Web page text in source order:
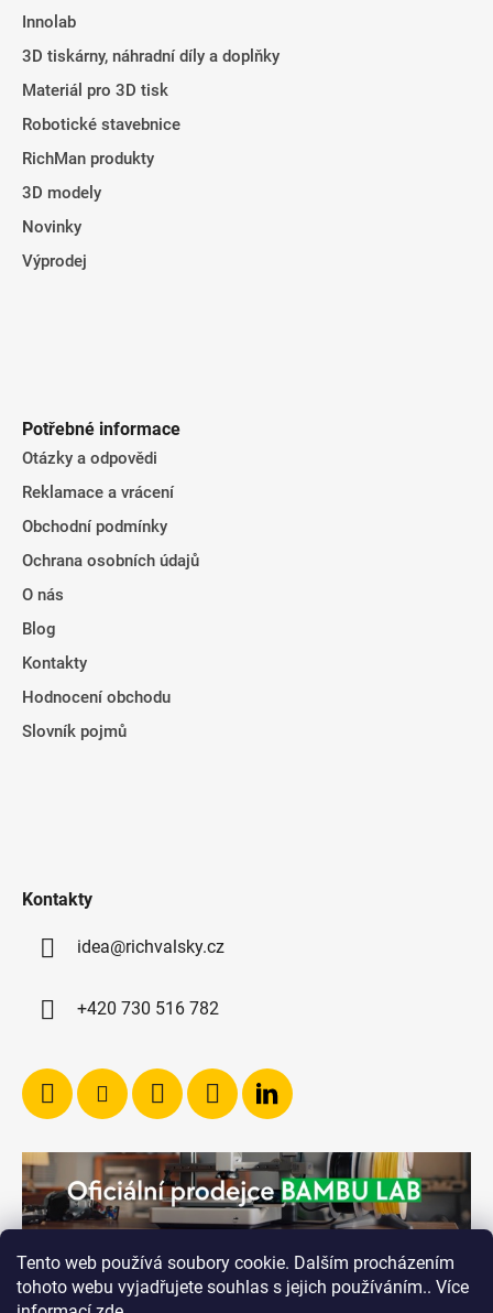
Tento web používá soubory cookie. Dalším procházením
tohoto webu vyjadřujete souhlas s jejich používáním.. Více
Innolab
3D tiskárny, náhradní díly a doplňky
Materiál pro 3D tisk
Robotické stavebnice
RichMan produkty
3D modely
Novinky
Výprodej
Potřebné informace
Otázky a odpovědi
Reklamace a vrácení
Obchodní podmínky
Ochrana osobních údajů
O nás
Blog
Kontakty
Hodnocení obchodu
Slovník pojmů
Kontakty
idea@richvalsky.cz
+420 730 516 782